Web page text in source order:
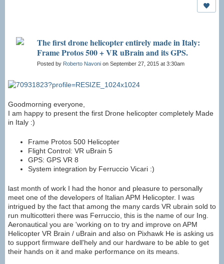
The first drone helicopter entirely made in Italy:
Frame Protos 500 + VR uBrain and its GPS.
Posted by Roberto Navoni on September 27, 2015 at 3:30am
Goodmorning everyone,
I am happy to present the first Drone helicopter completely Made
in Italy :)
Frame Protos 500 Helicopter
Flight Control: VR uBrain 5
GPS: GPS VR 8
System integration by Ferruccio Vicari :)
last month of work I had the honor and pleasure to personally
meet one of the developers of Italian APM Helicopter. I was
intrigued by the fact that among the many cards VR ubrain sold to
run multicotteri there was Ferruccio, this is the name of our Ing.
Aeronautical you are 'working on to try and improve on APM
Helicopter VR Brain / uBrain and also on Pixhawk He is asking us
to support firmware dell'hely and our hardware to be able to get
their hands on it and make performance on its means.